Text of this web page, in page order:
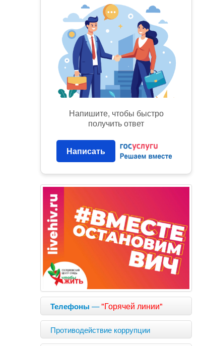
Напишите, чтобы быстро
получить ответ
Написать
Телефоны —"Горячей линии"
Противодействие коррупции